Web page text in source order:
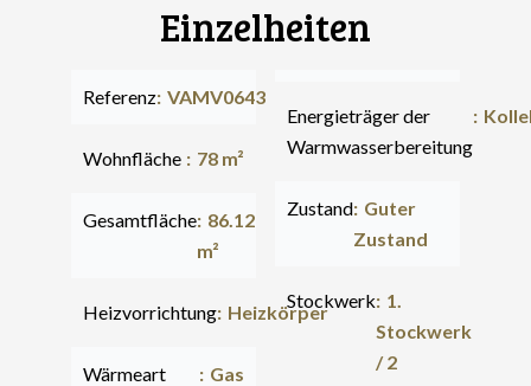
Einzelheiten
Referenz VAMV0643
Wohnfläche 78 m²
Gesamtfläche 86.12
m²
Heizvorrichtung Heizkörper
Wärmeart Gas
Energieträger der
Warmwasserbereitung
Zustand Guter
Zustand
Stockwerk 1.
Stockwerk
/ 2